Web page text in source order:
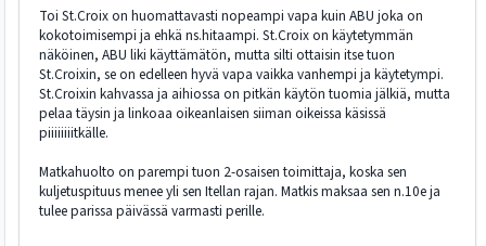
Toi St.Croix on huomattavasti nopeampi vapa kuin ABU joka on
kokotoimisempi ja ehkä ns.hitaampi. St.Croix on käytetymmän
näköinen, ABU liki käyttämätön, mutta silti ottaisin itse tuon
St.Croixin, se on edelleen hyvä vapa vaikka vanhempi ja käytetympi.
St.Croixin kahvassa ja aihiossa on pitkän käytön tuomia jälkiä, mutta
pelaa täysin ja linkoaa oikeanlaisen siiman oikeissa käsissä
piiiiiiiitkälle.
Matkahuolto on parempi tuon 2-osaisen toimittaja, koska sen
kuljetuspituus menee yli sen Itellan rajan. Matkis maksaa sen n.10e ja
tulee parissa päivässä varmasti perille.